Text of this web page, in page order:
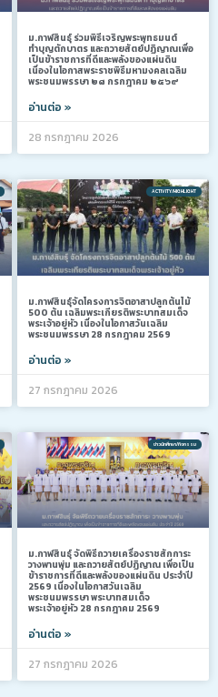
ม.กาฬสินธุ์ ร่วมพิธีเจริญพระพุทธมนต์
ทำบุญตักบาตร และถวายสัตย์ปฏิญาณเพื่อ
เป็นข้าราชการที่ดีและพลังของแผ่นดิน
เนื่องในโอกาสพระราชพิธีมหามงคลเฉลิม
พระชนมพรรษา ๒๘ กรกฎาคม ๒๕๖๙
อ่านต่อ »
28 กรกฎาคม 2026
ACTIVITY/HIGHLIGHT
ม.กาฬสินธุ์จัดโครงการจิตอาสาปลูกต้นไม้
500 ต้น เฉลิมพระเกียรติพระบาทสมเด็จ
พระเจ้าอยู่หัว เนื่องในโอกาสวันเฉลิม
พระชนมพรรษา 28 กรกฎาคม 2569
อ่านต่อ »
27 กรกฎาคม 2026
ข่าวนักศึกษา/กิจกรรม
ม.กาฬสินธุ์ จัดพิธีถวายเครื่องราชสักการะ
วางพานพุ่ม และถวายสัตย์ปฏิญาณ เพื่อเป็น
ข้าราชการที่ดีและพลังของแผ่นดิน ประจำปี
2569 เนื่องในโอกาสวันเฉลิม
พระชนมพรรษา พระบาทสมเด็จ
พระเจ้าอยู่หัว 28 กรกฎาคม 2569
อ่านต่อ »
27 กรกฎาคม 2026